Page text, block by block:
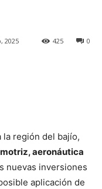
2025 0
425
la región del bajío,
aeronáutica
nuevas inversiones
aplicación de